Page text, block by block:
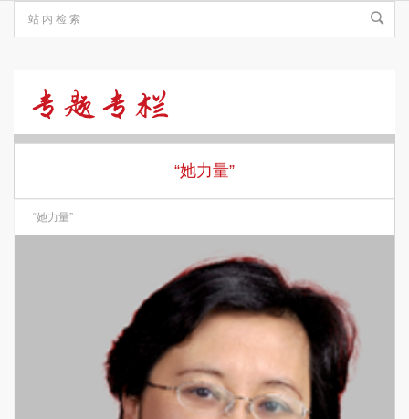
力
量”
“她力量”
“她力量”